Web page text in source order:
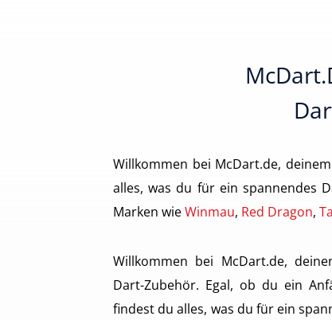
Willkommen bei McDart.de,
alles, was du für ein spannendes
Marken wieWinmau, Red Dragon,
Willkommen bei McDart.de,
Dart-Zubehör. Egal, ob du ein
findest du alles, was du für ein